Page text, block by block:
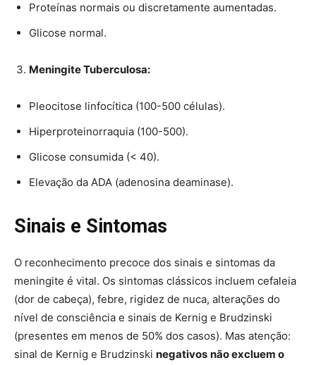
Proteínas normais ou discretamente aumentadas.
Glicose normal.
Meningite Tuberculosa:
Pleocitose linfocítica (100-500 células).
Hiperproteinorraquia (100-500).
Glicose consumida (< 40).
Elevação da ADA (adenosina deaminase).
Sinais e Sintomas
O reconhecimento precoce dos sinais e sintomas da
meningite é vital. Os sintomas clássicos incluem cefaleia
(dor de cabeça), febre, rigidez de nuca, alterações do
nível de consciência e sinais de Kernig e Brudzinski
(presentes em menos de 50% dos casos). Mas atenção:
sinal de Kernig e Brudzinski negativos não excluem o